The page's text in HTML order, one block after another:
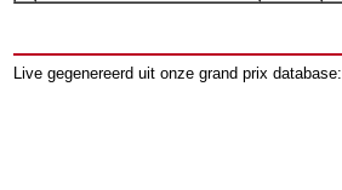
Live gegenereerd uit onze grand prix database: